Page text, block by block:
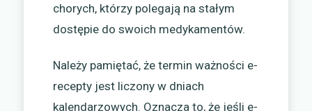
chorych, którzy polegają na stałym
dostępie do swoich medykamentów.
Należy pamiętać, że termin ważności e-
recepty jest liczony w dniach
kalendarzowych. Oznacza to, że jeśli e-